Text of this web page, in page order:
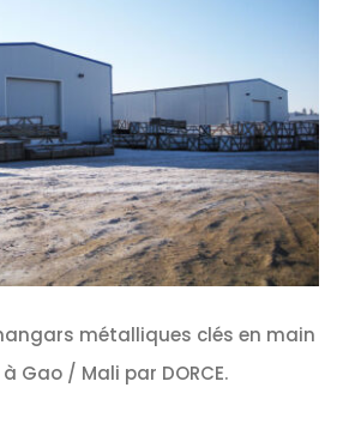
métalliques clés en main
Gao / Mali par DORCE.